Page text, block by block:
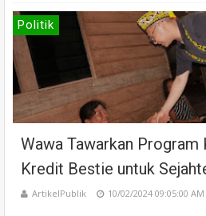
Politik
Wawa Tawarkan
Kredit Bestie untuk
ArtikelPublik 10/02/2024 09:05:00 AM